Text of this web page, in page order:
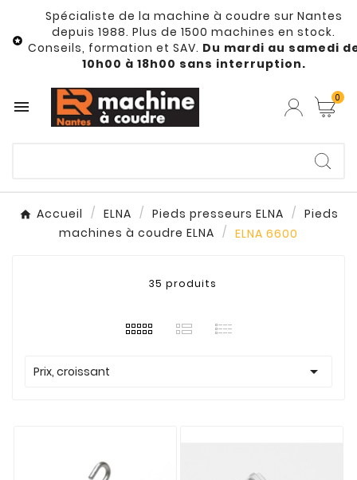

Spécialiste de la machine à coudre sur Nantes
depuis 1988. Plus de 1500 machines en stock.
Conseils, formation et SAV. Du mardi au samedi
10h00 à 18h00 sans interruption.
 0
Accueil ELNA Pieds presseurs ELNA
Pieds
machines à coudre ELNA
ELNA 6600
35 produits
Prix, croissant 